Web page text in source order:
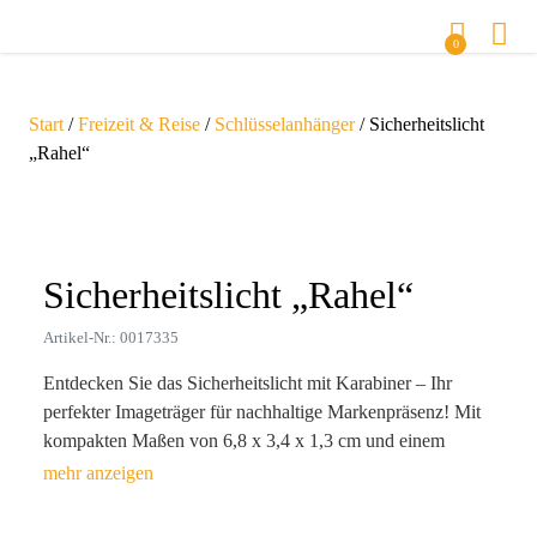
0
Start /Freizeit & Reise / Schlüsselanhänger/ Sicherheitslicht
„Rahel“
Sicherheitslicht „Rahel“
Artikel-Nr.: 0017335
Entdecken Sie das Sicherheitslicht mit Karabiner – Ihr
perfekter Imageträger für nachhaltige Markenpräsenz! Mit
kompakten Maßen von 6,8 x 3,4 x 1,3 cm und einem
Gewicht von nur 9 g ist es der ideale Begleiter für jede